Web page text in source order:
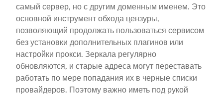
самый сервер, но с другим доменным именем. Это
основной инструмент обхода цензуры,
позволяющий продолжать пользоваться сервисом
без установки дополнительных плагинов или
настройки прокси. Зеркала регулярно
обновляются, и старые адреса могут переставать
работать по мере попадания их в черные списки
провайдеров. Поэтому важно иметь под рукой